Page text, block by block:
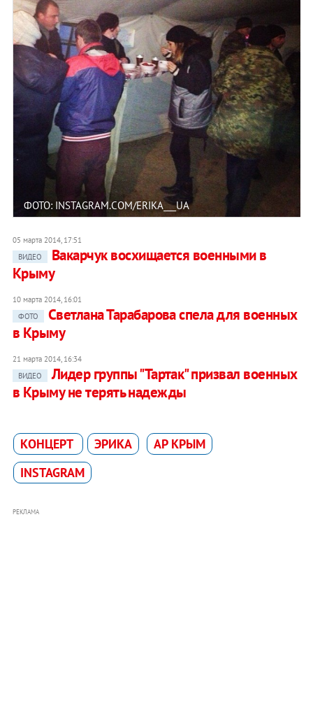
ФОТО: INSTAGRAM.COM/ERIKA___UA
05 марта 2014, 17:51
ВИДЕО
Вакарчук восхищается военными в
Крыму
10 марта 2014, 16:01
ФОТО
Светлана Тарабарова спела для военных
в Крыму
21 марта 2014, 16:34
ВИДЕО
Лидер группы "Тартак" призвал военных
в Крыму не терять надежды
КОНЦЕРТ ЭРИКА
АР КРЫМ
INSTAGRAM
РЕКЛАМА